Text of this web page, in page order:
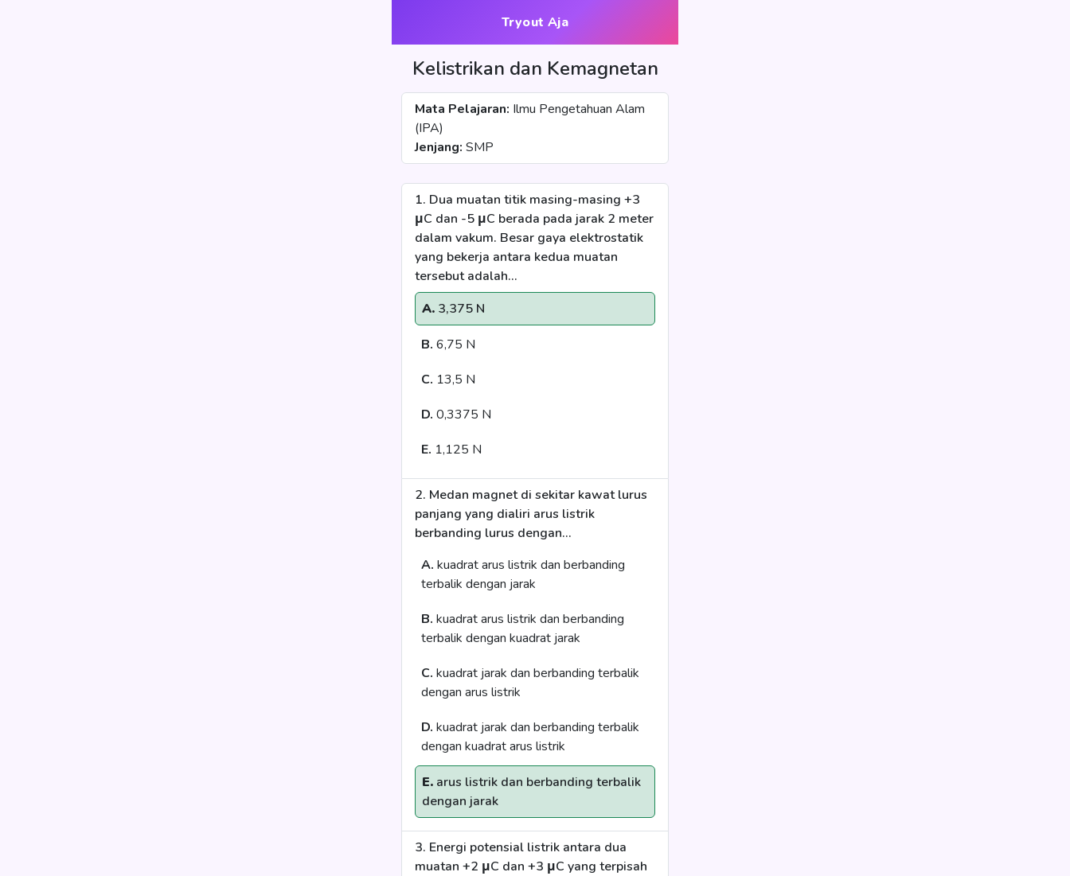
Tryout Aja
Kelistrikan dan Kemagnetan
Mata Pelajaran: Ilmu Pengetahuan Alam
(IPA)
Jenjang: SMP
1. Dua muatan titik masing-masing +3
μC dan -5 μC berada pada jarak 2 meter
dalam vakum. Besar gaya elektrostatik
yang bekerja antara kedua muatan
tersebut adalah...
A. 3,375 N
B. 6,75 N
C. 13,5 N
D. 0,3375 N
E. 1,125 N
2. Medan magnet di sekitar kawat lurus
panjang yang dialiri arus listrik
berbanding lurus dengan…
A. kuadrat arus listrik dan berbanding
terbalik dengan jarak
B. kuadrat arus listrik dan berbanding
terbalik dengan kuadrat jarak
C. kuadrat jarak dan berbanding terbalik
dengan arus listrik
D. kuadrat jarak dan berbanding terbalik
dengan kuadrat arus listrik
E. arus listrik dan berbanding terbalik
dengan jarak
3. Energi potensial listrik antara dua
muatan +2 μC dan +3 μC yang terpisah